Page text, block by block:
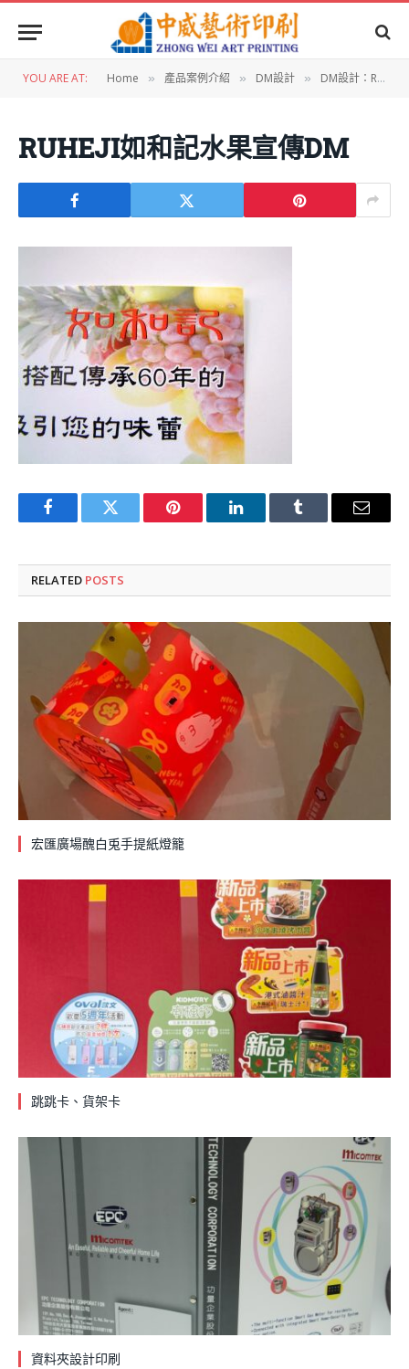
YOU ARE AT: Home » 產品案例介紹 » DM設計 » DM設計：RUHEJI如和記水果宣傳DM
RUHEJI如和記水果宣傳DM
FacebookTwitter Pinterest LinkedInTumblr Email
RELATED POSTS
宏匯廣場醜白兎手提紙燈籠
跳跳卡、貨架卡
資料夾設計印刷